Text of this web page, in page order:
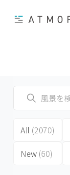
All (2070)
New (60)